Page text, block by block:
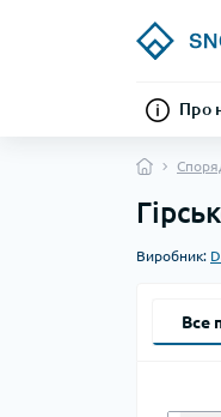
Про
Виробник:
Все